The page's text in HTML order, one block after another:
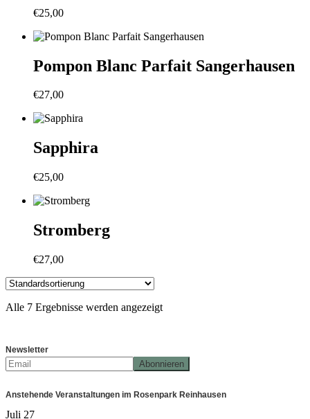
€25,00
Pompon Blanc Parfait Sangerhausen
€27,00
Sapphira
€25,00
Stromberg
€27,00
Alle 7 Ergebnisse werden angezeigt
Newsletter
Anstehende Veranstaltungen im Rosenpark Reinhausen
Juli 27